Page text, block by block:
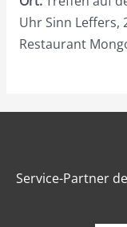
Uhr Sinn Leffers,
Restaurant
Service-Partner